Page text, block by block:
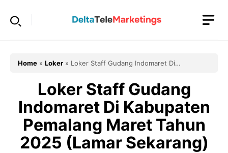
Home » Loker » Loker Staff Gudang Indomaret Di
Loker Staff Gudang
Indomaret Di Kabupaten
Pemalang Maret Tahun
2025 (Lamar Sekarang)